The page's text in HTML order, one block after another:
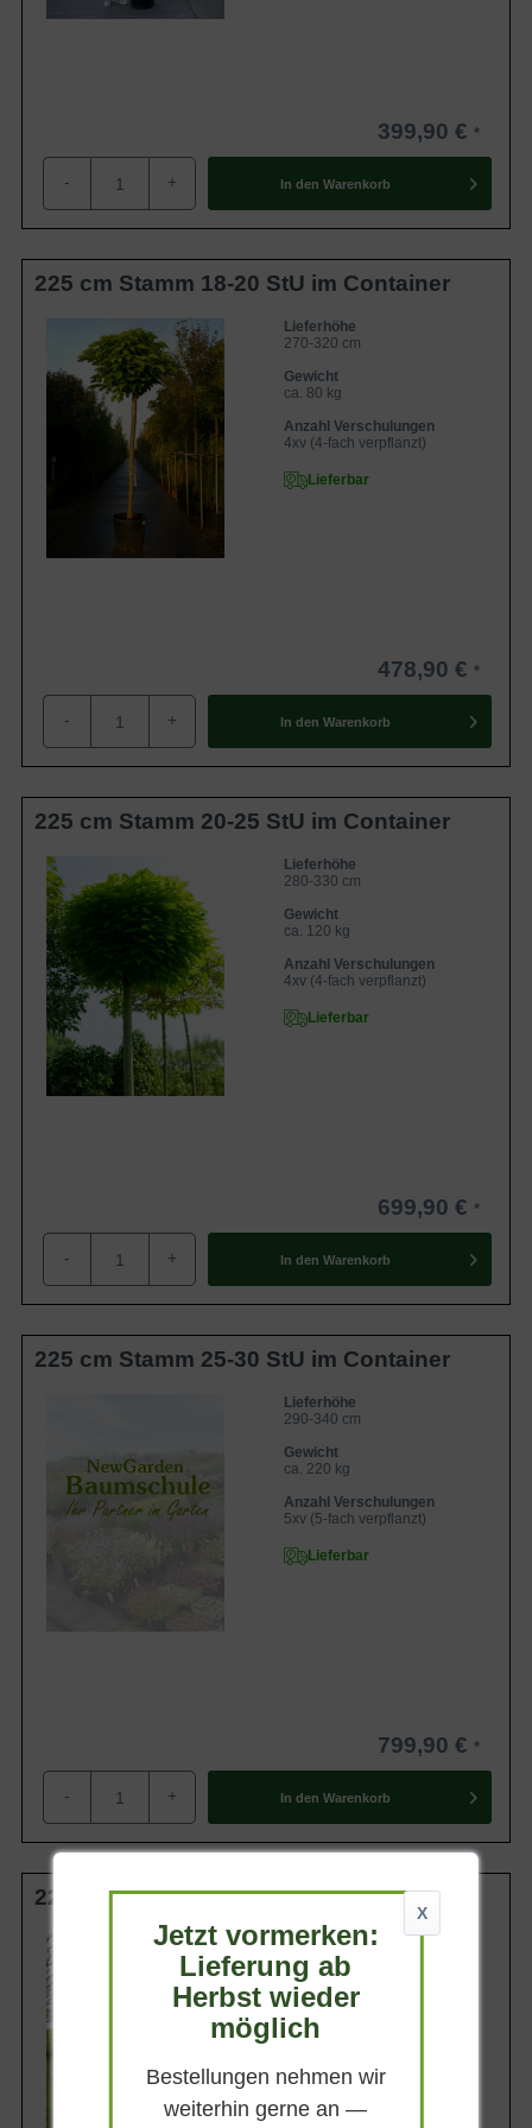
399,90 €
- + In den Warenkorb
225 cm Stamm 18-20 StU im Container
Lieferhöhe
270-320 cm
Gewicht
ca. 80 kg
Anzahl Verschulungen
4xv (4-fach verpflanzt)
Lieferbar
478,90 €
- + In den Warenkorb
225 cm Stamm 20-25 StU im Container
Lieferhöhe
280-330 cm
Gewicht
ca. 120 kg
Anzahl Verschulungen
4xv (4-fach verpflanzt)
Lieferbar
699,90 €
- + In den Warenkorb
225 cm Stamm 25-30 StU im Container
Lieferhöhe
290-340 cm
Gewicht
ca. 220 kg
Anzahl Verschulungen
5xv (5-fach verpflanzt)
Lieferbar
799,90 €
- + In den Warenkorb
225 cm Stamm 30-35 StU im Container
Lieferhöhe
300-350 cm
Gewicht
ca. 400 kg
Anzahl Verschulungen
X
Jetzt vormerken:
Lieferung ab
Herbst wieder
möglich
Bestellungen nehmen wir
weiterhin gerne an —